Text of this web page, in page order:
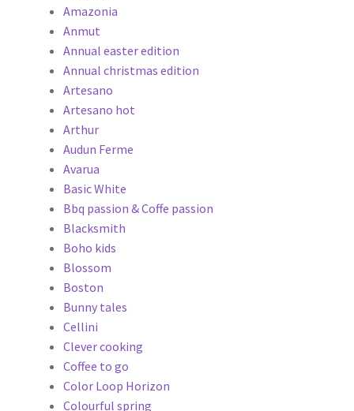
Amazonia
Anmut
Annual easter edition
Annual christmas edition
Artesano
Artesano hot
Arthur
Audun Ferme
Avarua
Basic White
Bbq passion & Coffe passion
Blacksmith
Boho kids
Blossom
Boston
Bunny tales
Cellini
Clever cooking
Coffee to go
Color Loop Horizon
Colourful spring